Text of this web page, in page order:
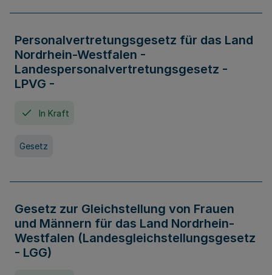
Personalvertretungsgesetz für das Land
Nordrhein-Westfalen -
Landespersonalvertretungsgesetz -
LPVG -
In Kraft
Gesetz
Gesetz zur Gleichstellung von Frauen
und Männern für das Land Nordrhein-
Westfalen (Landesgleichstellungsgesetz
- LGG)